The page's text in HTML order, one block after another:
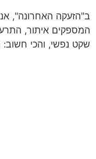
ב"הזעקה האחרונה",
המספקים איתור,
שקט נפשי, והכי חשוב: